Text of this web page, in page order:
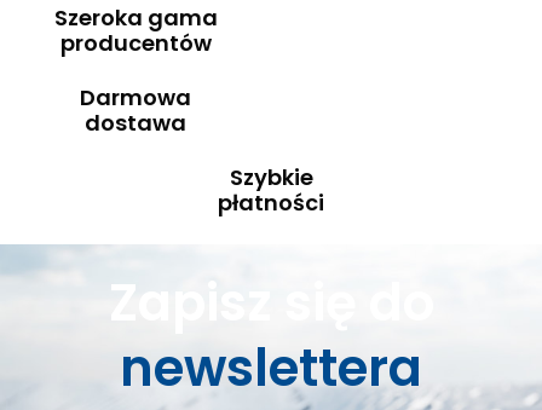
Szeroka gama
producentów
Darmowa
dostawa
Szybkie
płatności
Zapisz się do
newslettera